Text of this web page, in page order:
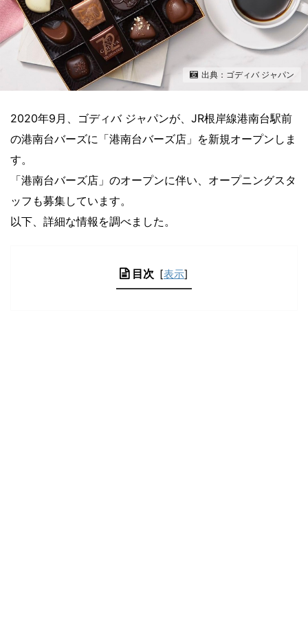
出典：ゴディバ ジャパン
2020年9月、ゴディバ ジャパンが、JR根岸線港南台駅前
の港南台バーズに「港南台バーズ店」を新規オープンしま
す。
「港南台バーズ店」のオープンに伴い、オープニングスタ
ッフも募集しています。
以下、詳細な情報を調べました。
目次 [表示]